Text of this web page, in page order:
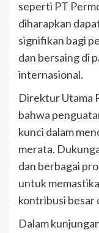
seperti PT
diharapkan
signifikan bagi
dan bersaing di
internasional.
Direktur Utama
bahwa
kunci dalam
merata.
dan berbagai
untuk
kontribusi besar
Dalam